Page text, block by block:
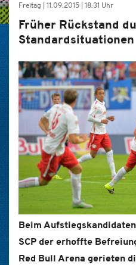
Freitag | 11.09.2015 | 18:31 Uhr
Früher Rückstand
Standardsituationen
Beim
SCP der erhoffte
Red Bull Arena gerieten